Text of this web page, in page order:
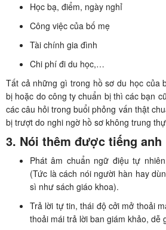
Học bạ, điểm, ngày nghỉ
Công việc của bố mẹ
Tài chính gia đình
Chi phí đi du học,…
Tất cả những gì trong hồ sơ du học của
bị hoặc do công ty chuẩn bị thì các bạn
các câu hỏi trong buổi phỏng vấn thật
bị trượt do nghi ngờ hồ sơ không trung
3. Nói thêm được tiếng anh
Phát âm chuẩn ngữ điệu tự
(Tức là cách nói người hàn hay
sì như sách giáo khoa).
Trả lời tự tin, thái độ cởi mở thoải
thoải mái trả lời ban giám khảo, dễ